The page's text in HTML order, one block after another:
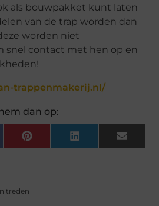
als bouwpakket kunt laten
van de trap worden dan
worden niet
snel contact met hen op en
trappenmakerij.nl/
dan op:
Pinterest LinkedIn Email
treden